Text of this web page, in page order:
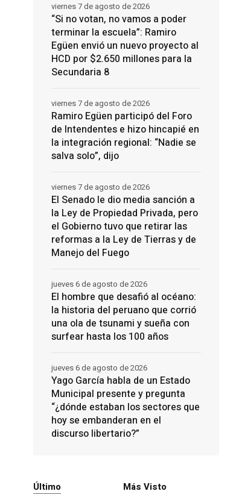
“Si no votan, no vamos a poder
terminar la escuela”: Ramiro
Egüen envió un nuevo proyecto al
HCD por $2.650 millones para la
Secundaria 8
viernes 7 de agosto de 2026
Ramiro Egüen participó del Foro
de Intendentes e hizo hincapié en
la integración regional: “Nadie se
salva solo”, dijo
viernes 7 de agosto de 2026
El Senado le dio media sanción a
la Ley de Propiedad Privada, pero
el Gobierno tuvo que retirar las
reformas a la Ley de Tierras y de
Manejo del Fuego
viernes 7 de agosto de 2026
El hombre que desafió al océano:
la historia del peruano que corrió
una ola de tsunami y sueña con
surfear hasta los 100 años
jueves 6 de agosto de 2026
Yago García habla de un Estado
Municipal presente y pregunta
“¿dónde estaban los sectores que
hoy se embanderan en el
discurso libertario?”
jueves 6 de agosto de 2026
Último Más Visto